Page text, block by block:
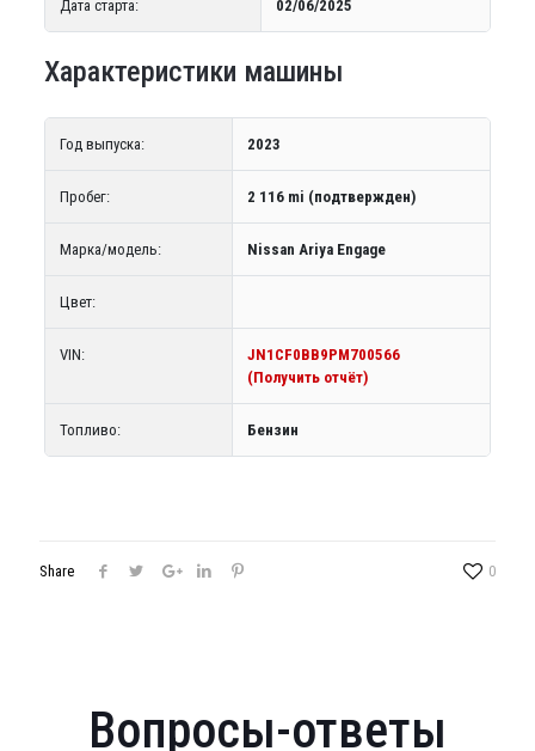
Дата старта: 02/06/2025
Характеристики машины
Год выпуска: 2023
Пробег: 2 116 mi (подтвержден)
Марка/модель: Nissan Ariya Engage
Цвет:
VIN:
JN1CF0BB9PM700566
(Получить отчёт)
Топливо: Бензин
Share 0
Вопросы-ответы